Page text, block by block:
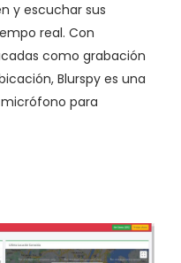
y escuchar sus
real. Con
como grabación
Blurspy es una
para